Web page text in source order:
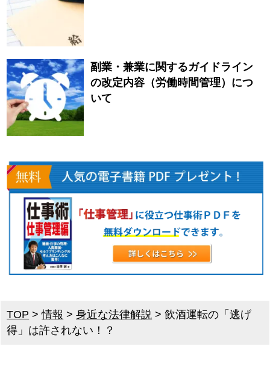
副業・兼業に関するガイドライン
の改定内容（労働時間管理）につ
いて
TOP >情報 >身近な法律解説 >飲酒運転の「逃げ
得」は許されない！？